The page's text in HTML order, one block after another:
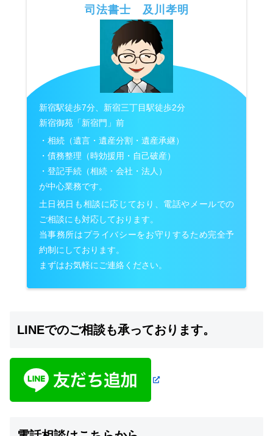
司法書士 及川孝明
新宿駅徒歩7分、新宿三丁目駅徒歩2分
新宿御苑「新宿門」前
・相続（遺言・遺産分割・遺産承継）
・債務整理（時効援用・自己破産）
・登記手続（相続・会社・法人）
が中心業務です。
土日祝日も相談に応じており、電話やメールでの
ご相談にも対応しております。
当事務所はプライバシーをお守りするため完全予
約制にしております。
まずはお気軽にご連絡ください。
LINEでのご相談も承っております。